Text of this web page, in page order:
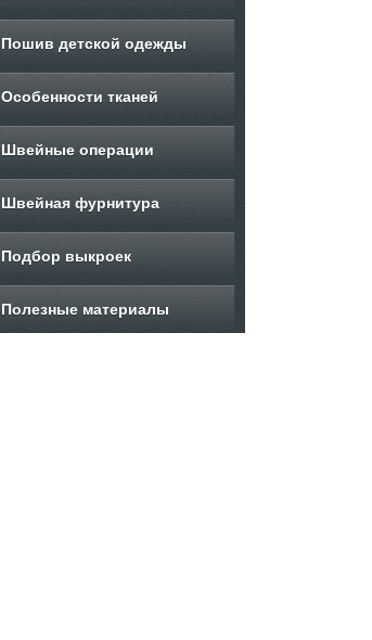
Пошив детской одежды
Особенности тканей
Швейные операции
Швейная фурнитура
Подбор выкроек
Полезные материалы